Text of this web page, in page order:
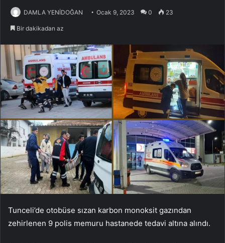
DAMLA YENİDOĞAN Ocak 9, 2023 0 23
Bir dakikadan az
Tunceli’de otobüse sızan karbon monoksit gazından
zehirlenen 9 polis memuru hastanede tedavi altına alındı.